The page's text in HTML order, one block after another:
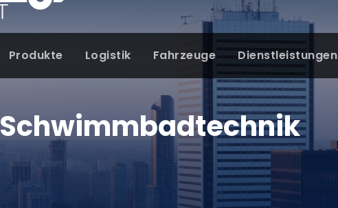
Produkte Logistik Fahrzeuge Dienstleistungen
Schwimmbadtechnik